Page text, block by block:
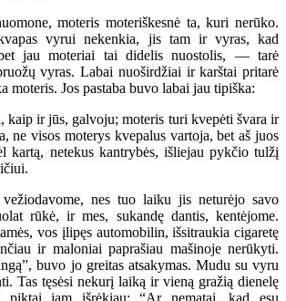
moteris moteriškesnė ta, kuri nerūko.
vyrui nekenkia, jis tam ir vyras, kad
jau moteriai tai didelis nuostolis, — tarė
vyras. Labai nuoširdžiai ir karštai pritarė
moteris. Jos pastaba buvo labai jau tipiška:
ir jūs, galvoju; moteris turi kvepėti švara ir
ne visos moterys kvepalus vartoja, bet aš juos
kartą, netekus kantrybės, išliejau pykčio tulžį
nes tuo laiku jis neturėjo savo
rūkė, ir mes, sukandę dantis, kentėjome.
vos įlipęs automobilin, išsitraukia cigaretę
ir maloniai paprašiau mašinoje nerūkyti.
buvo jo greitas atsakymas. Mudu su vyru
Tas tęsėsi nekurį laiką ir vieną gražią dienelę
piktai jam išrėkiau: “Ar nematai, kad esu